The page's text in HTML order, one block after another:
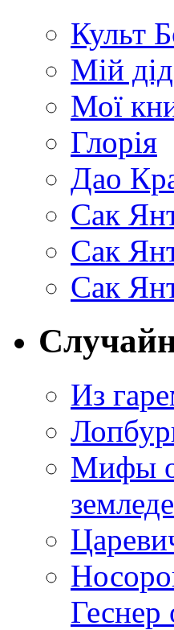
Культ
Мій дід
Мої
Глорія
Дао
Сак
Сак
Сак
Из
Мифы